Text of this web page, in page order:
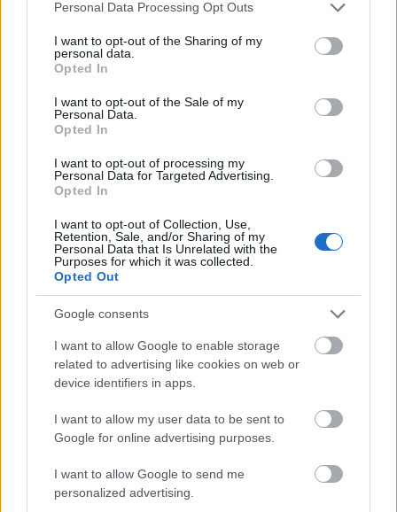
Please note that this website/app uses one or more Google
not limited to your visit or usage behaviour. You may click to
grant or deny consent to Google and its third-party tags to
use your data for below specified purposes in below Google
consent section.
Personal Data Processing Opt Outs
I want to opt-out of the Sharing of my
personal data.
Opted In
I want to opt-out of the Sale of my
Personal Data.
Opted In
I want to opt-out of processing my
Personal Data for Targeted Advertising.
Opted In
I want to opt-out of Collection, Use,
Retention, Sale, and/or Sharing of my
Personal Data that Is Unrelated with the
Purposes for which it was collected.
Opted Out
Google consents
I want to allow Google to enable storage
related to advertising like cookies on web or
device identifiers in apps.
I want to allow my user data to be sent to
Google for online advertising purposes.
I want to allow Google to send me
personalized advertising.
megnyitóján a kecskeméti kiválóságok mellett, ...
Nembor: KSE XII. Nemzetközi
Sörverseny eredmények
Grand Champion
Mad Scientist –Cookie Monster
Gyémánt Diploma (2-3):
Fehér Nyúl Sörfőzde –Fehér Nyúl Apa
Monyo ...
Borászok Borásza - 2018
Wine T. Ester•2018. április 22.
Konyári János, a balatonboglári Konyári Pincészet ...